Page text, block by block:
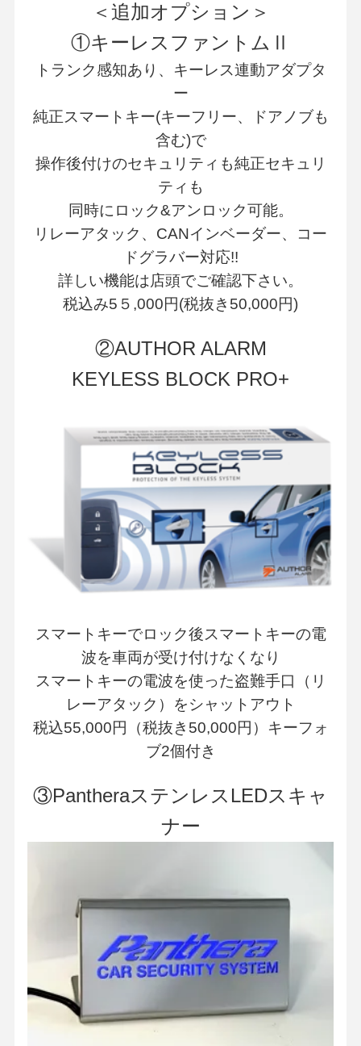
＜追加オプション＞
①キーレスファントムⅡ
トランク感知あり、キーレス連動アダプタ
ー
純正スマートキー(キーフリー、ドアノブも
含む)で
操作後付けのセキュリティも純正セキュリ
ティも
同時にロック&アンロック可能。
リレーアタック、CANインベーダー、コー
ドグラバー対応!!
詳しい機能は店頭でご確認下さい。
税込み5５,000円(税抜き50,000円)
②AUTHOR ALARM
KEYLESS BLOCK PRO+
スマートキーでロック後スマートキーの電
波を車両が受け付けなくなり
スマートキーの電波を使った盗難手口（リ
レーアタック）をシャットアウト
税込55,000円（税抜き50,000円）キーフォ
ブ2個付き
③PantheraステンレスLEDスキャ
ナー